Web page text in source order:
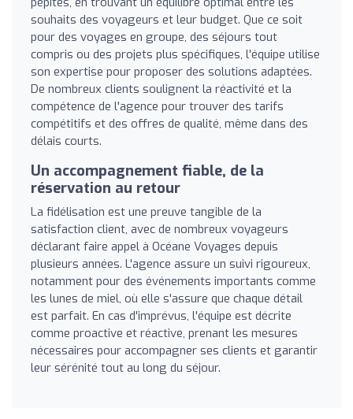
souhaits des voyageurs et leur budget. Que ce soit
pour des voyages en groupe, des séjours tout
compris ou des projets plus spécifiques, l'équipe utilise
son expertise pour proposer des solutions adaptées.
De nombreux clients soulignent la réactivité et la
compétence de l'agence pour trouver des tarifs
compétitifs et des offres de qualité, même dans des
délais courts.
Un accompagnement fiable, de la
réservation au retour
La fidélisation est une preuve tangible de la
satisfaction client, avec de nombreux voyageurs
déclarant faire appel à Océane Voyages depuis
plusieurs années. L'agence assure un suivi rigoureux,
notamment pour des événements importants comme
les lunes de miel, où elle s'assure que chaque détail
est parfait. En cas d'imprévus, l'équipe est décrite
comme proactive et réactive, prenant les mesures
nécessaires pour accompagner ses clients et garantir
leur sérénité tout au long du séjour.